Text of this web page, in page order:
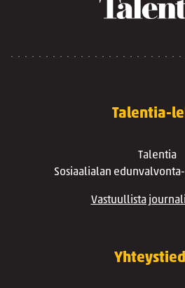
Talentia-
Talentia
Sosiaalialan
Vastuullista